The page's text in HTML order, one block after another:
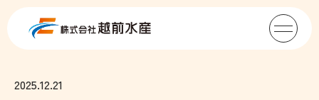
2025.12.21